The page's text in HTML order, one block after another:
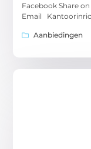
Facebook Share
Email
Aanbiedingen